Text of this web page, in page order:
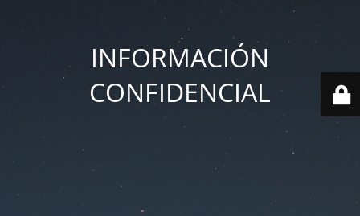
INFORMACIÓN
CONFIDENCIAL